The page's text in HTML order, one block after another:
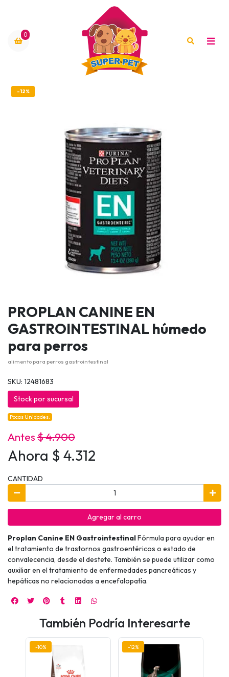
0
-12%
PROPLAN CANINE EN
GASTROINTESTINAL húmedo
para perros
alimento para perros gastrointestinal
SKU: 12481683
Stock por sucursal
Pocas Unidades.
Antes$ 4.900
Ahora $ 4.312
CANTIDAD
Agregar al carro
Proplan Canine EN GastrointestinalFórmula para ayudar en
el tratamiento de trastornos gastroentéricos o estado de
convalecencia, desde el destete. También se puede utilizar como
auxiliar en el tratamiento de enfermedades pancreáticas y
hepáticas no relacionadas a encefalopatía.
También Podría Interesarte
-10% -12%